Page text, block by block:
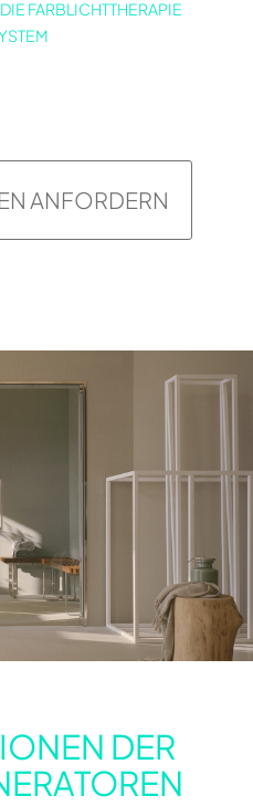
FARBLICHTTHERAPIE
ANFORDERN
DER